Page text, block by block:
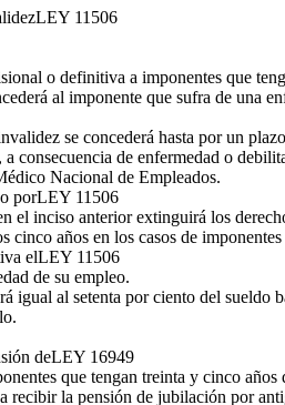
LEY 11506
o definitiva a imponentes que
al imponente que sufra de una
se concederá hasta por un
de enfermedad o
Nacional de Empleados.
porLEY 11506
el inciso anterior extinguirá los
años en los casos de
elLEY 11506
de su empleo.
igual al setenta por ciento del sueldo
deLEY 16949
que tengan treinta y cinco
la pensión de jubilación por